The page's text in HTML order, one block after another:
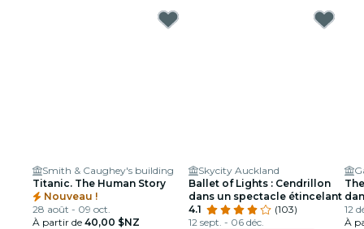
Smith & Caughey's building
Titanic. The Human Story
Nouveau !
28 août - 09 oct.
À partir de 40,00 $NZ
Skycity Auckland
Ballet of Lights : Cendrillon
dans un spectacle étincelant
4.1
(103)
12 sept. - 06 déc.
12
À